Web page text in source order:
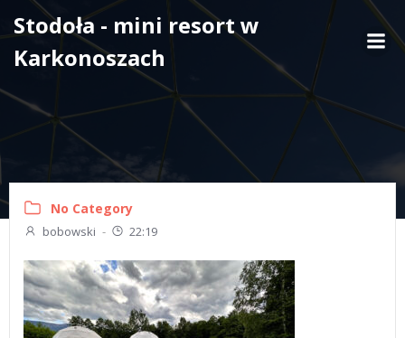
Skip
to
content
Stodoła - mini resort w
Karkonoszach
No Category
bobowski - 22:19